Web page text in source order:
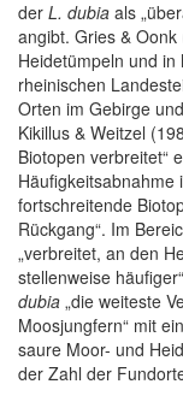
der L. dubia als
angibt. Gries &
Heidetümpeln und in
rheinischen
Orten im Gebirge
Kikillus & Weitzel
Biotopen verbreitet“
Häufigkeitsabnahme
fortschreitende
Rückgang“. Im
„verbreitet, an den
stellenweise
dubia „die weiteste
Moosjungfern“ mit
saure Moor- und
der Zahl der